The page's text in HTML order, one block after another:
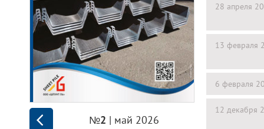
№2 | май 2026
28 апреля
13 февраля
6 февраля
12 декабря